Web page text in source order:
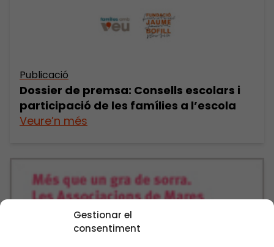
Gestionar el
consentiment
Publicació
Dossier de premsa: Consells escolars i
participació de les famílies a l’escola
Veure’n més